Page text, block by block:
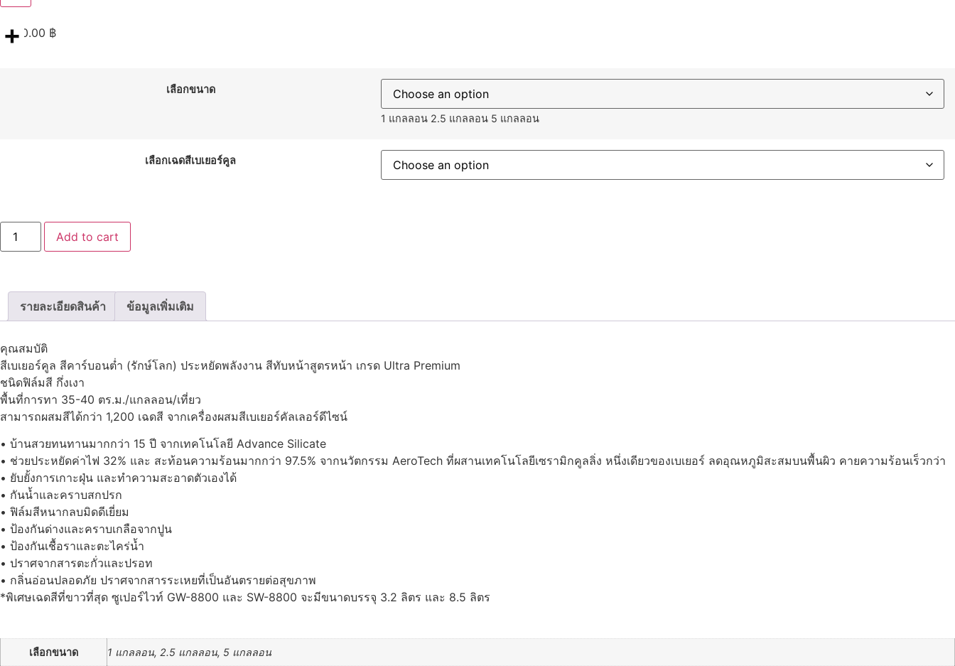
2,100.00 ฿
เลือกขนาด
1 แกลลอน 2.5 แกลลอน 5 แกลลอน
เลือกเฉดสีเบเยอร์คูล
Add to cart
รายละเอียดสินค้า ข้อมูลเพิ่มเติม
คุณสมบัติ
สีเบเยอร์คูล สีคาร์บอนต่ำ (รักษ์โลก) ประหยัดพลังงาน สีทับหน้าสูตรหน้า เกรด Ultra Premium
ชนิดฟิล์มสี กึ่งเงา
พื้นที่การทา 35-40 ตร.ม./แกลลอน/เที่ยว
สามารถผสมสีได้กว่า 1,200 เฉดสี จากเครื่องผสมสีเบเยอร์คัลเลอร์ดีไซน์
• บ้านสวยทนทานมากกว่า 15 ปี จากเทคโนโลยี Advance Silicate
• ช่วยประหยัดค่าไฟ 32% และ สะท้อนความร้อนมากกว่า 97.5% จากนวัตกรรม AeroTech ที่ผสานเทคโนโลยีเซรามิกคูลลิ่ง หนึ่งเดียวของเบเยอร์ ลดอุณหภูมิสะสมบนพื้นผิว คายความร้อนเร็วกว่า
• ยับยั้งการเกาะฝุ่น และทำความสะอาดตัวเองได้
• กันน้ำและคราบสกปรก
• ฟิล์มสีหนากลบมิดดีเยี่ยม
• ป้องกันด่างและคราบเกลือจากปูน
• ป้องกันเชื้อราและตะไคร่น้ำ
• ปราศจากสารตะกั่วและปรอท
• กลิ่นอ่อนปลอดภัย ปราศจากสารระเหยที่เป็นอันตรายต่อสุขภาพ
*พิเศษเฉดสีที่ขาวที่สุด ซูเปอร์ไวท์ GW-8800 และ SW-8800 จะมีขนาดบรรจุ 3.2 ลิตร และ 8.5 ลิตร
เลือกขนาด 1 แกลลอน, 2.5 แกลลอน, 5 แกลลอน